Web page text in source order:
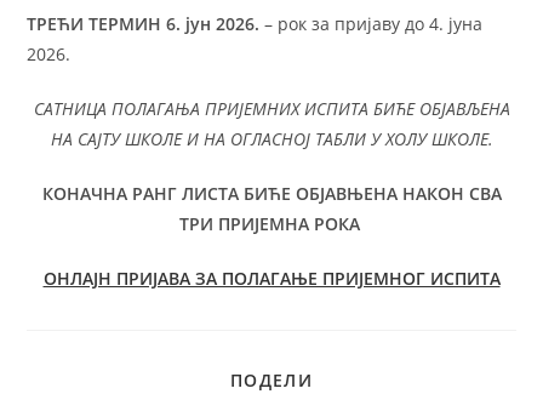
ТРЕЋИ ТЕРМИН 6. јун 2026. – рок за пријаву до 4. јуна
2026.
САТНИЦА ПОЛАГАЊА ПРИЈЕМНИХ ИСПИТА БИЋЕ ОБЈАВЉЕНА
НА САЈТУ ШКОЛЕ И НА ОГЛАСНОЈ ТАБЛИ У ХОЛУ ШКОЛЕ.
КОНАЧНА РАНГ ЛИСТА БИЋЕ ОБЈАВЊЕНА НАКОН СВА
ТРИ ПРИЈЕМНА РОКА
ОНЛАЈН ПРИЈАВА ЗА ПОЛАГАЊЕ ПРИЈЕМНОГ ИСПИТА
ПОДЕЛИ